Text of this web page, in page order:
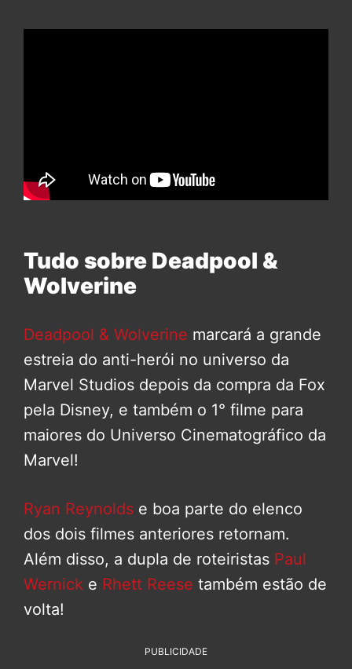
Tudo sobre Deadpool &
Wolverine
Deadpool & Wolverine marcará a grande
estreia do anti-herói no universo da
Marvel Studios depois da compra da Fox
pela Disney, e também o 1° filme para
maiores do Universo Cinematográfico da
Marvel!
Ryan Reynolds e boa parte do elenco
dos dois filmes anteriores retornam.
Além disso, a dupla de roteiristas Paul
Wernick e Rhett Reese também estão de
volta!
PUBLICIDADE